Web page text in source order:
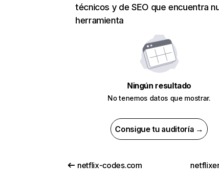
técnicos y de SEO que encuentra
herramienta
Ningún resultado
No tenemos datos que mostrar.
Consigue tu auditoría →
netflix-codes.com